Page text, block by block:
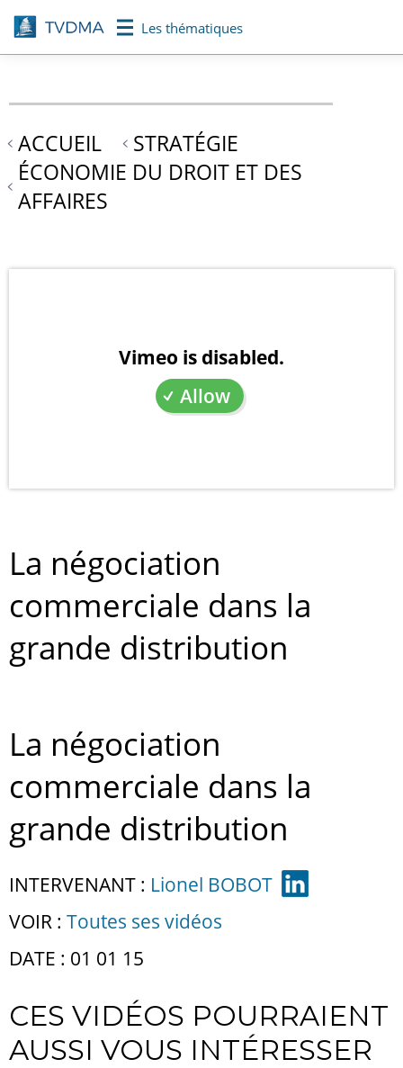
Aller
au
contenu
Les thématiques
ACCUEIL
STRATÉGIE
ÉCONOMIE DU DROIT ET DES
AFFAIRES
Vimeo is disabled.
Allow
La négociation
commerciale dans la
grande distribution
La négociation
commerciale dans la
grande distribution
INTERVENANT : Lionel BOBOT
VOIR : Toutes ses vidéos
DATE : 01 01 15
CES VIDÉOS POURRAIENT
AUSSI VOUS INTÉRESSER